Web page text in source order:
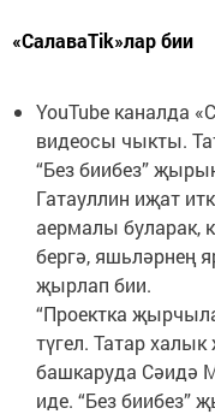
«СалаваTik»лар бии
YouTube каналда
видеосы чыкты.
“Без биибез”
Гатауллин иҗат
аермалы буларак,
бергә, яшьләрнең
җырлап бии.
“Проектка
түгел. Татар
башкаруда Сәидә
иде. “Без